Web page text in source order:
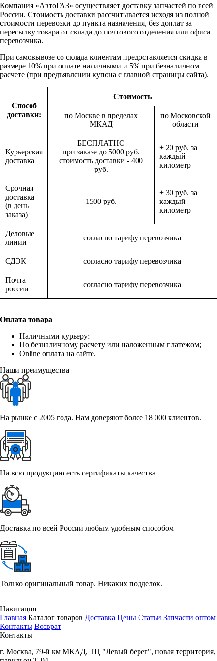
Компания «АвтоГАЗ» осуществляет доставку запчастей по всей
России. Стоимость доставки рассчитывается исходя из полной
стоимости перевозки до пункта назначения, без доплат за
пересылку товара от склада до почтового отделения или офиса
перевозчика.
При самовывозе со склада клиентам предоставляется скидка в
размере 10% при оплате наличными и 5% при безналичном
расчете (при предъявлении купона с главной страницы сайта).
Способ
доставки:
Стоимость
по Москве в пределах
МКАД
по Московской
области
Курьерская
доставка
БЕСПЛАТНО
при заказе до 5000 руб.
стоимость доставки - 400
руб.
+ 20 руб. за
каждый
километр
Срочная
доставка
(в день
заказа)
1500 руб.
+ 30 руб. за
каждый
километр
Деловые
линии
согласно тарифу перевозчика
СДЭК согласно тарифу перевозчика
Почта
россии
согласно тарифу перевозчика
Оплата товара
Наличными курьеру;
По безналичному расчету или наложенным платежом;
Online оплата на сайте.
Наши преимущества
На рынке с 2005 года. Нам доверяют более 18 000 клиентов.
На всю продукцию есть сертификаты качества
Доставка по всей России любым удобным способом
Только оригинальный товар. Никаких подделок.
Навигация
Главная Каталог товаров Доставка Цены Статьи Запчасти оптом
Контакты Возврат
Контакты
г. Москва, 79-й км МКАД, ТЦ "Левый берег", новая территория,